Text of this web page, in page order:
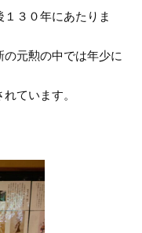
３０年にあたりま
元勲の中では年少に
ています。